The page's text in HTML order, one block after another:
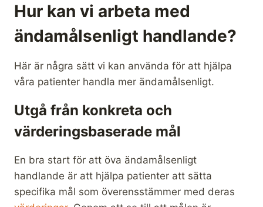
Hur kan vi arbeta med
ändamålsenligt handlande?
Här är några sätt vi kan använda för att hjälpa
våra patienter handla mer ändamålsenligt.
Utgå från konkreta och
värderingsbaserade mål
En bra start för att öva ändamålsenligt
handlande är att hjälpa patienter att sätta
specifika mål som överensstämmer med deras